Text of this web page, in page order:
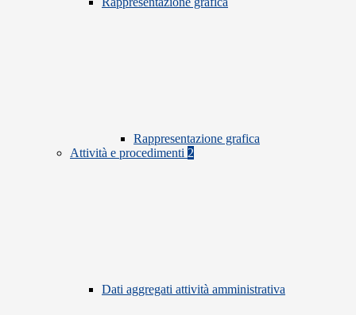
Rappresentazione grafica
Attività e procedimenti 2
Dati aggregati attività amministrativa